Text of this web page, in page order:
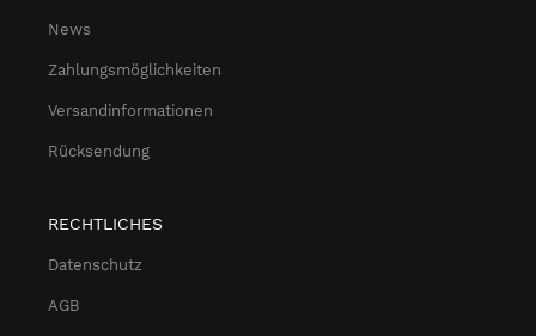
News
Zahlungsmöglichkeiten
Versandinformationen
Rücksendung
RECHTLICHES
Datenschutz
AGB